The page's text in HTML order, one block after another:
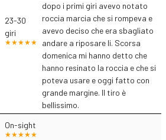
23-30
giri
dopo i primi giri avevo notato
roccia marcia che si rompeva e
avevo deciso che era sbagliato
andare a riposare li. Scorsa
domenica mi hanno detto che
hanno resinato la roccia e che si
poteva usare e oggi fatto con
grande margine. Il tiro è
bellissimo.
On-sight